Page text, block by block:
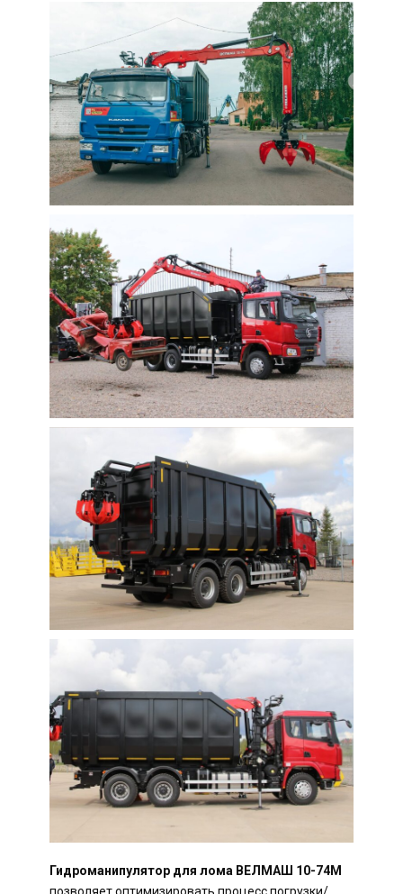
Гидроманипулятор для лома ВЕЛМАШ 10-74М
позволяет оптимизировать процесс погрузки/